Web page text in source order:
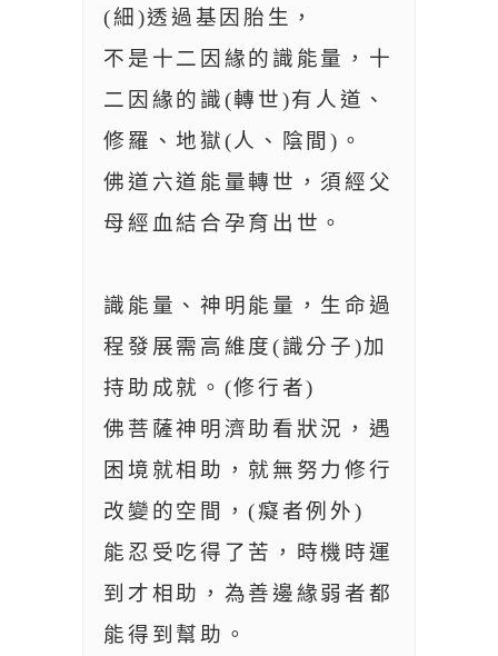
(細)透過基因胎生，
不是十二因緣的識能量，十
二因緣的識(轉世)有人道、
修羅、地獄(人、陰間)。
佛道六道能量轉世，須經父
母經血結合孕育出世。
識能量、神明能量，生命過
程發展需高維度(識分子)加
持助成就。(修行者)
佛菩薩神明濟助看狀況，遇
困境就相助，就無努力修行
改變的空間，(癡者例外)
能忍受吃得了苦，時機時運
到才相助，為善邊緣弱者都
能得到幫助。